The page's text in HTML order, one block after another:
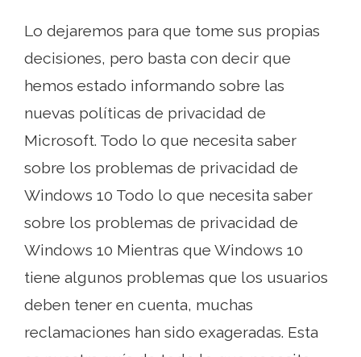
Lo dejaremos para que tome sus propias
decisiones, pero basta con decir que
hemos estado informando sobre las
nuevas políticas de privacidad de
Microsoft. Todo lo que necesita saber
sobre los problemas de privacidad de
Windows 10 Todo lo que necesita saber
sobre los problemas de privacidad de
Windows 10 Mientras que Windows 10
tiene algunos problemas que los usuarios
deben tener en cuenta, muchas
reclamaciones han sido exageradas. Esta